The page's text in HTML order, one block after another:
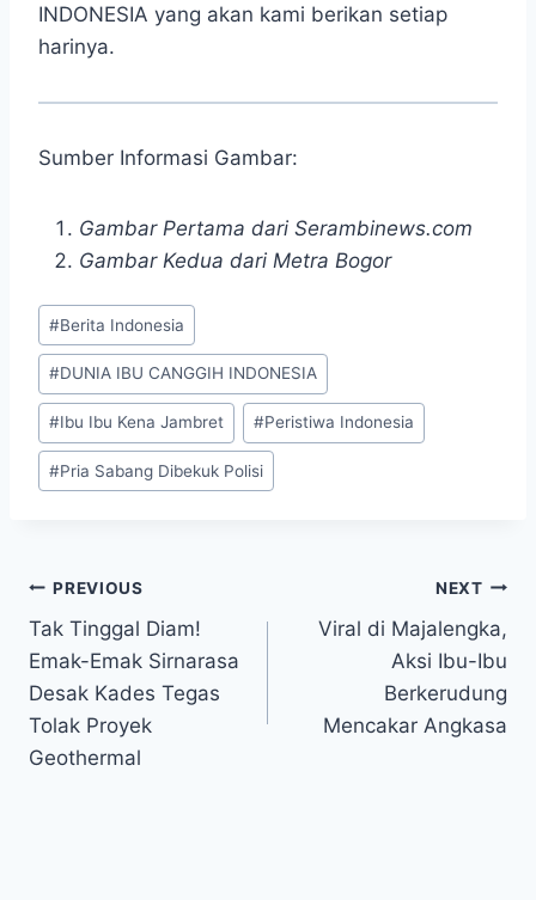
INDONESIA yang akan kami berikan setiap
harinya.
Sumber Informasi Gambar:
Gambar Pertama dari Serambinews.com
Gambar Kedua dari Metra Bogor
Post
Tags:
#Berita Indonesia
#DUNIA IBU CANGGIH INDONESIA
#Ibu Ibu Kena Jambret #Peristiwa Indonesia
#Pria Sabang Dibekuk Polisi
Post
navigation
PREVIOUS
Tak Tinggal Diam!
Emak-Emak Sirnarasa
Desak Kades Tegas
Tolak Proyek
Geothermal
NEXT
Viral di Majalengka,
Aksi Ibu-Ibu
Berkerudung
Mencakar Angkasa